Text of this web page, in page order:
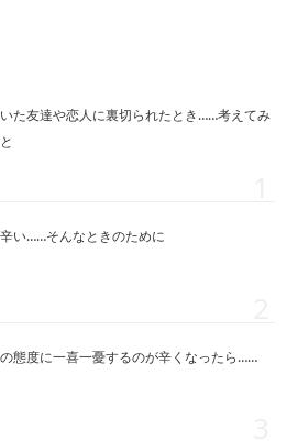
た友達や恋人に裏切られたとき……考えてみ
い……そんなときのために
態度に一喜一憂するのが辛くなったら……